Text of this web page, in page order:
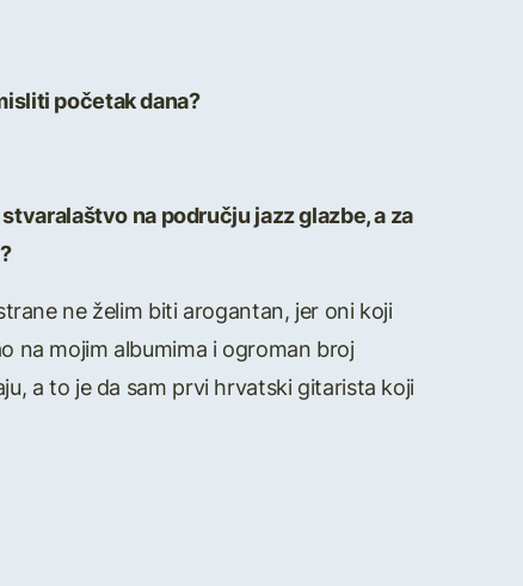
početak dana?
na području jazz glazbe, a za
ne želim biti arogantan, jer oni koji
na mojim albumima i ogroman broj
a to je da sam prvi hrvatski gitarista koji